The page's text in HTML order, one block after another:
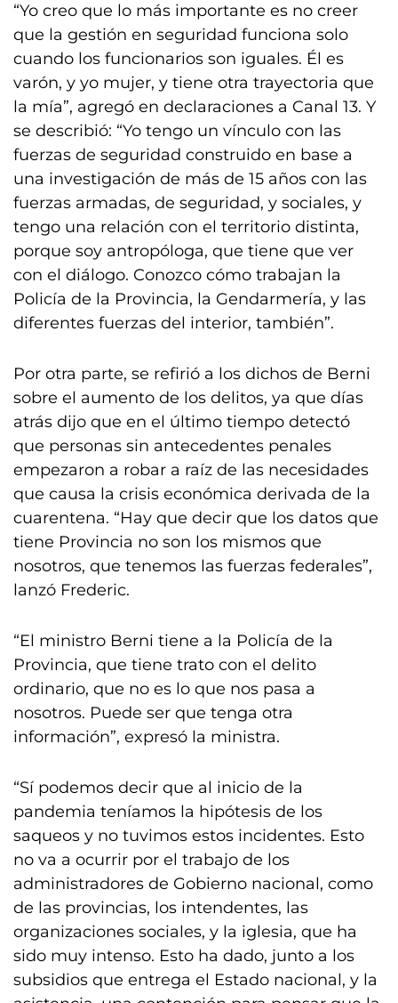
“Yo creo que lo más importante es no creer
que la gestión en seguridad funciona solo
cuando los funcionarios son iguales. Él es
varón, y yo mujer, y tiene otra trayectoria que
la mía”, agregó en declaraciones a Canal 13. Y
se describió: “Yo tengo un vínculo con las
fuerzas de seguridad construido en base a
una investigación de más de 15 años con las
fuerzas armadas, de seguridad, y sociales, y
tengo una relación con el territorio distinta,
porque soy antropóloga, que tiene que ver
con el diálogo. Conozco cómo trabajan la
Policía de la Provincia, la Gendarmería, y las
diferentes fuerzas del interior, también”.
Por otra parte, se refirió a los dichos de Berni
sobre el aumento de los delitos, ya que días
atrás dijo que en el último tiempo detectó
que personas sin antecedentes penales
empezaron a robar a raíz de las necesidades
que causa la crisis económica derivada de la
cuarentena. “Hay que decir que los datos que
tiene Provincia no son los mismos que
nosotros, que tenemos las fuerzas federales”,
lanzó Frederic.
“El ministro Berni tiene a la Policía de la
Provincia, que tiene trato con el delito
ordinario, que no es lo que nos pasa a
nosotros. Puede ser que tenga otra
información”, expresó la ministra.
“Sí podemos decir que al inicio de la
pandemia teníamos la hipótesis de los
saqueos y no tuvimos estos incidentes. Esto
no va a ocurrir por el trabajo de los
administradores de Gobierno nacional, como
de las provincias, los intendentes, las
organizaciones sociales, y la iglesia, que ha
sido muy intenso. Esto ha dado, junto a los
subsidios que entrega el Estado nacional, y la